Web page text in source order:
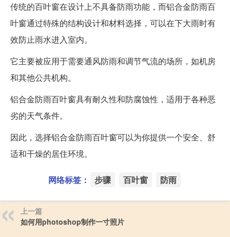
传统的百叶窗在设计上不具备防雨功能，而铝合金防雨百
叶窗通过特殊的结构设计和材料选择，可以在下大雨时有
效防止雨水进入室内。
它主要被应用于需要通风防雨和调节气流的场所，如机房
和其他公共机构。
铝合金防雨百叶窗具有耐久性和防腐蚀性，适用于各种恶
劣的天气条件。
因此，选择铝合金防雨百叶窗可以为你提供一个安全、舒
适和干燥的居住环境。
网络标签： 步骤 百叶窗 防雨
上一篇
如何用photoshop制作一寸照片